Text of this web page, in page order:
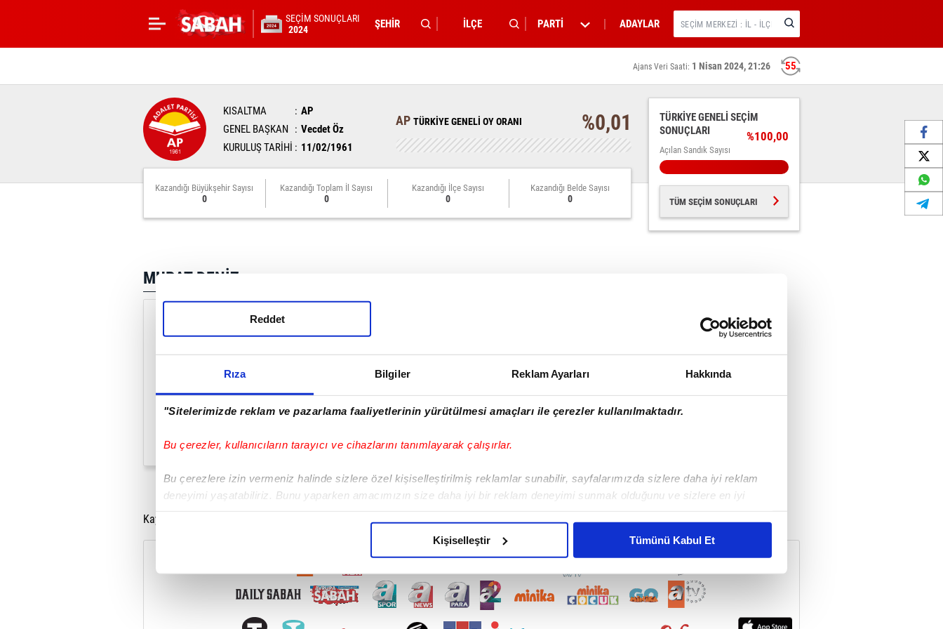
Rıza Bilgiler Reklam Ayarları Hakkında
"Sitelerimizde reklam ve pazarlama faaliyetlerinin yürütülmesi amaçları ile çerezler kullanılmaktadır.
Bu çerezler, kullanıcıların tarayıcı ve cihazlarını tanımlayarak çalışırlar.
Bu çerezlere izin vermeniz halinde sizlere özel kişiselleştirilmiş reklamlar sunabilir, sayfalarımızda sizlere daha iyi reklam
deneyimi yaşatabiliriz. Bunu yaparken amacımızın size daha iyi bir reklam deneyimi sunmak olduğunu ve sizlere en iyi
Sizlere daha iyi bir hizmet sunabilmek için İnternet Sitemizde kendimize ve üçüncü kişilere ait çerezler kullanılmaktadır. Bu
çerezler vasıtasıyla çeşitli kişisel verileriniz işlenmekte olup gerekli olan çerezler bilgi toplumu hizmetlerinin sunulması
Reddet
Kişiselleştir Tümünü Kabul Et
SEÇİM SONUÇLARI
2024
PARTİ ADAYLAR
55
Ajans Veri Saati: 1 Nisan 2024, 21:26
KISALTMA
AP
GENEL BAŞKAN
Vecdet Öz
KURULUŞ TARİHİ
11/02/1961
AP TÜRKİYE GENELİ OY ORANI %0,01
Kazandığı Büyükşehir Sayısı
0
Kazandığı Toplam İl Sayısı
0
Kazandığı İlçe Sayısı
0
Kazandığı Belde Sayısı
0
MURAT DENİZ
BÖLGESİ
: GAZİANTEP
TÜRKİYE GENELİ SEÇİM
SONUÇLARI
Açılan Sandık Sayısı
%100,00
TÜM SEÇİM SONUÇLARI
Kaynak: Anadolu Ajansı